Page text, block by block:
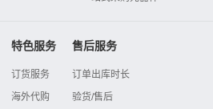
特色服务
订货服务
海外代购
售后服务
订单出库时长
验货/售后